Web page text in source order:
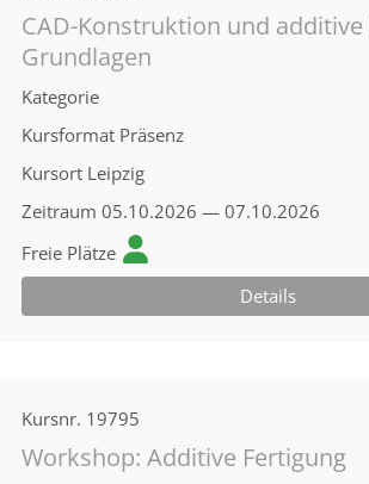
CAD-Konstruktion und additive
Grundlagen
Kategorie
Kursformat Präsenz
Kursort Leipzig
Zeitraum 05.10.2026 — 07.10.2026
Freie Plätze
Details
Kursnr. 19795
Workshop: Additive Fertigung